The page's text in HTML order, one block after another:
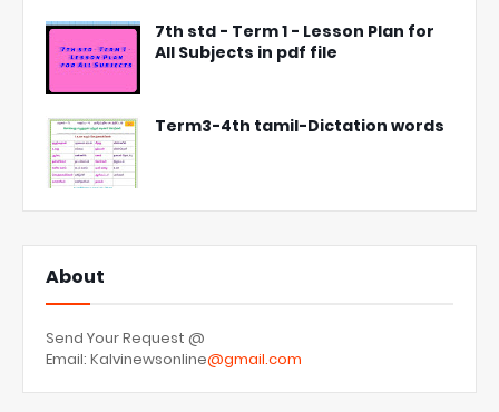
7th std - Term 1 - Lesson Plan for
All Subjects in pdf file
Term3-4th tamil-Dictation words
About
Send Your Request @
Email: Kalvinewsonline@gmail.com